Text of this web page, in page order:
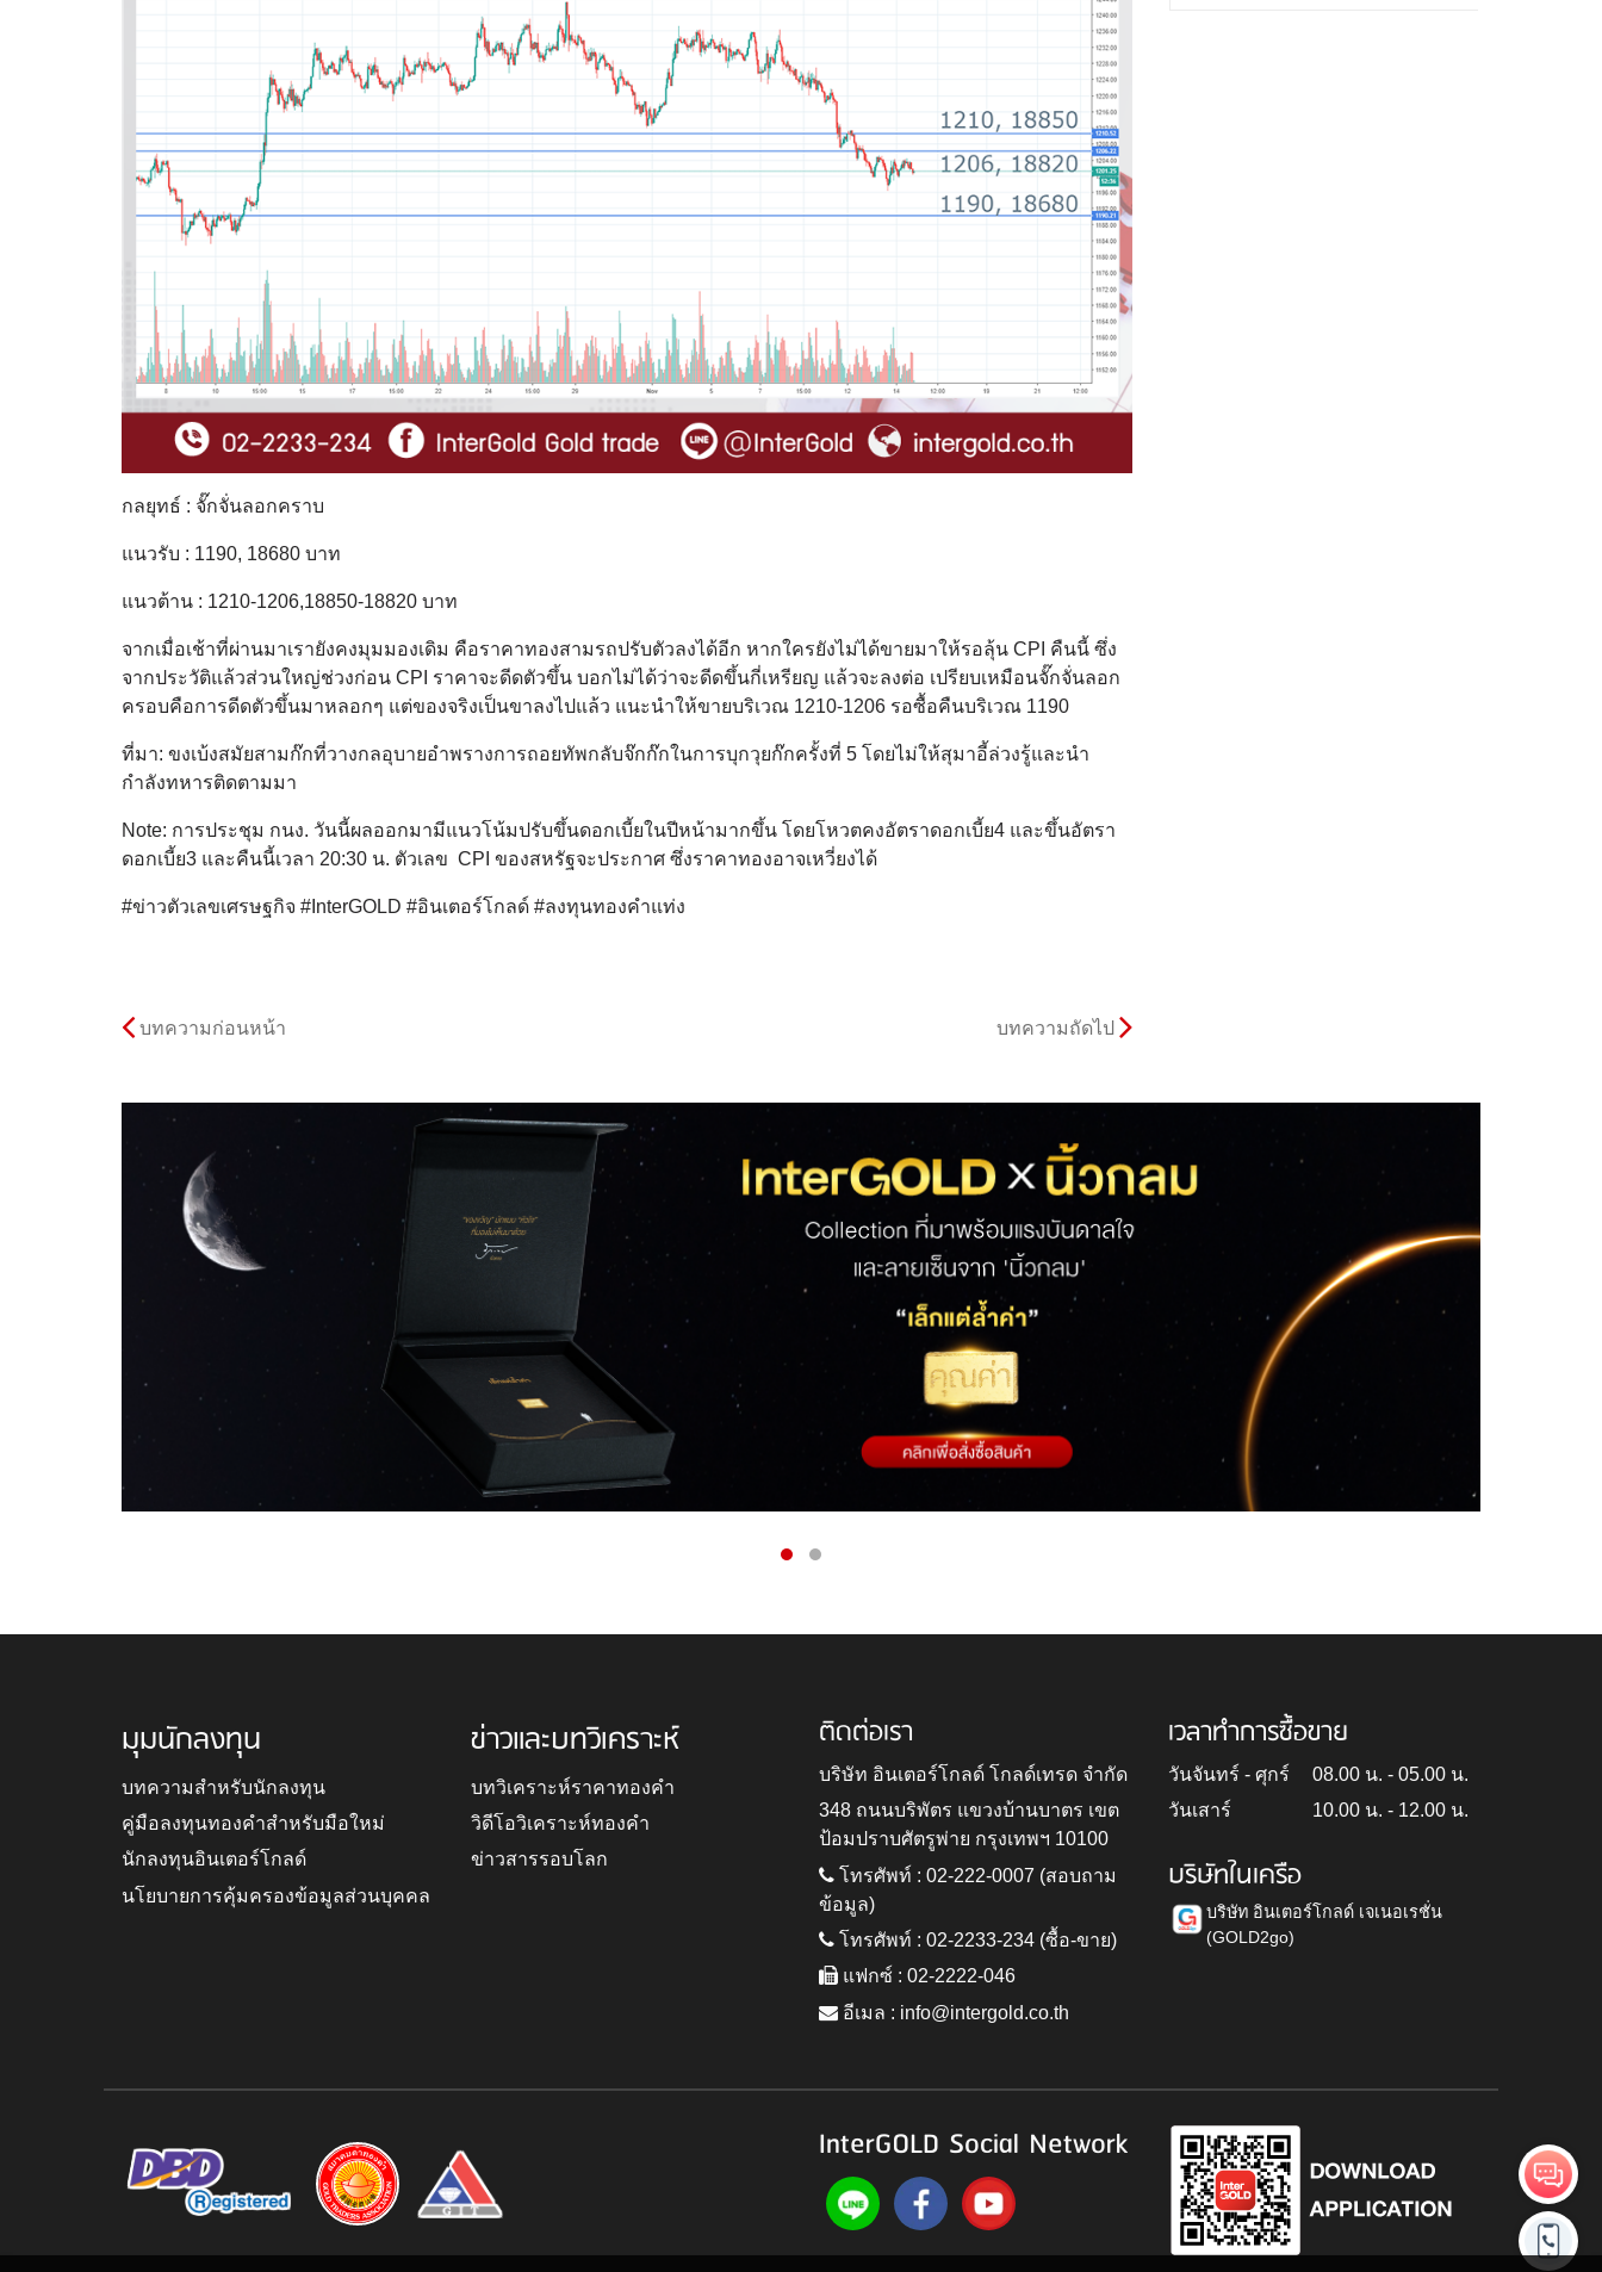
กลยุทธ์ : จั๊กจั่นลอกคราบ
แนวรับ : 1190, 18680 บาท
แนวต้าน : 1210-1206,18850-18820 บาท
จากเมื่อเช้าที่ผ่านมาเรายังคงมุมมองเดิม คือราคาทองสามรถปรับตัวลงได้อีก หากใครยังไม่ได้ขายมาให้รอลุ้น CPI คืนนี้ ซึ่ง
จากประวัติแล้วส่วนใหญ่ช่วงก่อน CPI ราคาจะดีดตัวขึ้น บอกไม่ได้ว่าจะดีดขึ้นกี่เหรียญ แล้วจะลงต่อ เปรียบเหมือนจั๊กจั่นลอก
ครอบคือการดีดตัวขึ้นมาหลอกๆ แต่ของจริงเป็นขาลงไปแล้ว แนะนำให้ขายบริเวณ 1210-1206 รอซื้อคืนบริเวณ 1190
ที่มา: ขงเบ้งสมัยสามก๊กที่วางกลอุบายอำพรางการถอยทัพกลับจ๊กก๊กในการบุกวุยก๊กครั้งที่ 5 โดยไม่ให้สุมาอี้ล่วงรู้และนำ
กำลังทหารติดตามมา
Note: การประชุม กนง. วันนี้ผลออกมามีแนวโน้มปรับขึ้นดอกเบี้ยในปีหน้ามากขึ้น โดยโหวตคงอัตราดอกเบี้ย4 และขึ้นอัตรา
ดอกเบี้ย3 และคืนนี้เวลา 20:30 น. ตัวเลข CPI ของสหรัฐจะประกาศ ซึ่งราคาทองอาจเหวี่ยงได้
#ข่าวตัวเลขเศรษฐกิจ #InterGOLD #อินเตอร์โกลด์ #ลงทุนทองคำแท่ง
บทความก่อนหน้า บทความถัดไป
มุมนักลงทุน
บทความสำหรับนักลงทุน
คู่มือลงทุนทองคำสำหรับมือใหม่
นักลงทุนอินเตอร์โกลด์
นโยบายการคุ้มครองข้อมูลส่วนบุคคล
ข่าวและบทวิเคราะห์
บทวิเคราะห์ราคาทองคำ
วิดีโอวิเคราะห์ทองคำ
ข่าวสารรอบโลก
ติดต่อเรา
บริษัท อินเตอร์โกลด์ โกลด์เทรด จำกัด
348 ถนนบริพัตร แขวงบ้านบาตร เขต
ป้อมปราบศัตรูพ่าย กรุงเทพฯ 10100
โทรศัพท์ : 02-222-0007 (สอบถาม
ข้อมูล)
โทรศัพท์ : 02-2233-234 (ซื้อ-ขาย)
แฟกซ์ : 02-2222-046
อีเมล : info@intergold.co.th
เวลาทำการซื้อขาย
วันจันทร์ - ศุกร์
08.00 น. - 05.00 น.
วันเสาร์
10.00 น. - 12.00 น.
บริษัทในเครือ
บริษัท อินเตอร์โกลด์ เจเนอเรชั่น
(GOLD2go)
InterGOLD Social Network